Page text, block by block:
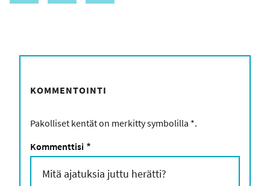
KOMMENTOINTI
Pakolliset kentät on merkitty symbolilla *.
Kommenttisi *